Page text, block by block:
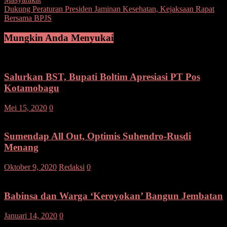
pos
Dukung Peraturan Presiden Jaminan Kesehatan, Kejaksaan Rapat
Bersama BPJS
Mungkin Anda Menyukai
Salurkan BST, Bupati Boltim Apresiasi PT Pos
Kotamobagu
Mei 15, 2020 0
Sumendap All Out, Optimis Suhendro-Rusdi
Menang
Oktober 9, 2020 Redaksi 0
Babinsa dan Warga ‘Keroyokan’ Bangun Jembatan
Januari 14, 2020 0